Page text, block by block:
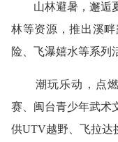
山林避暑，邂逅夏
林等资源，推出溪
险、飞瀑嬉水等系列
潮玩乐动，点燃
赛、闽台青少年武术
供UTV越野、飞拉达